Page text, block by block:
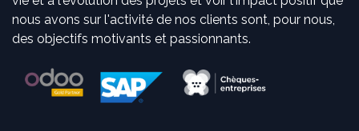
nous avons sur l'activité de nos clients sont, pour nous,
des objectifs motivants et passionnants.